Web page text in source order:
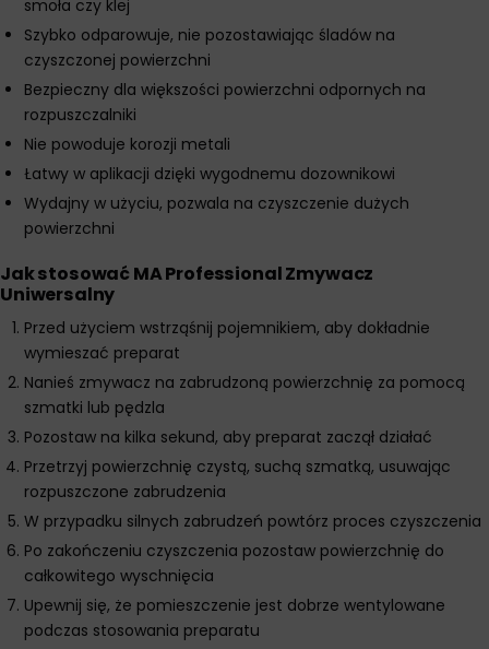
smoła czy klej
Szybko odparowuje, nie pozostawiając śladów na
czyszczonej powierzchni
Bezpieczny dla większości powierzchni odpornych na
rozpuszczalniki
Nie powoduje korozji metali
Łatwy w aplikacji dzięki wygodnemu dozownikowi
Wydajny w użyciu, pozwala na czyszczenie dużych
powierzchni
Jak stosować MA Professional Zmywacz
Uniwersalny
Przed użyciem wstrząśnij pojemnikiem, aby dokładnie
wymieszać preparat
Nanieś zmywacz na zabrudzoną powierzchnię za pomocą
szmatki lub pędzla
Pozostaw na kilka sekund, aby preparat zaczął działać
Przetrzyj powierzchnię czystą, suchą szmatką, usuwając
rozpuszczone zabrudzenia
W przypadku silnych zabrudzeń powtórz proces czyszczenia
Po zakończeniu czyszczenia pozostaw powierzchnię do
całkowitego wyschnięcia
Upewnij się, że pomieszczenie jest dobrze wentylowane
podczas stosowania preparatu